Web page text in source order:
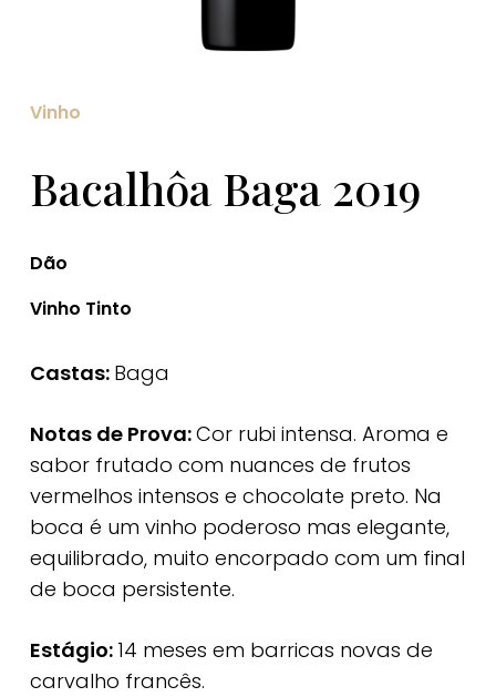
Vinho
Bacalhôa Baga 2019
Dão
Vinho Tinto
Castas: Baga
Notas de Prova:Cor rubi intensa. Aroma e
sabor frutado com nuances de frutos
vermelhos intensos e chocolate preto. Na
boca é um vinho poderoso mas elegante,
equilibrado, muito encorpado com um final
de boca persistente.
Estágio: 14 meses em barricas novas de
carvalho francês.